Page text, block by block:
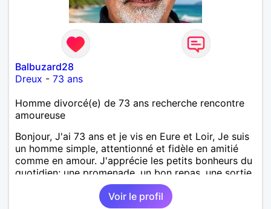
Balbuzard28
Dreux - 73 ans
Homme divorcé(e) de 73 ans recherche rencontre
amoureuse
Bonjour, J'ai 73 ans et je vis en Eure et Loir, Je suis
un homme simple, attentionné et fidèle en amitié
comme en amour. J'apprécie les petits bonheurs du
quotidien; une promenade, un bon repas, une sortie,
une discision agréable ou un moment de détente à
deux. Je souhaite rencontrer une femme douce,
Voir le profil